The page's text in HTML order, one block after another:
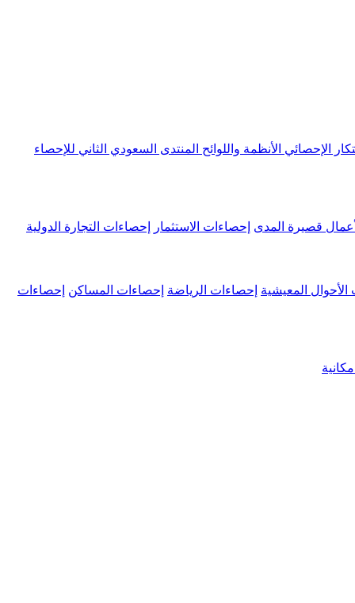
الإحصائي الأنظمة واللوائح المنتدى السعودي الثاني للإحصاء
قصيرة المدى إحصاءات الاستثمار إحصاءات التجارة الدولية
الأحوال المعيشية إحصاءات الرياضة إحصاءات المساكن إحصاءات